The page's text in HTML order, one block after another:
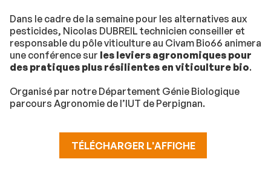
Dans le cadre de la semaine pour les alternatives aux
pesticides, Nicolas DUBREIL technicien conseiller et
responsable du pôle viticulture au Civam Bio66 animera
une conférence sur les leviers agronomiques pour
des pratiques plus résilientes en viticulture bio.
Organisé par notre Département Génie Biologique
parcours Agronomie de l’IUT de Perpignan.
TÉLÉCHARGER L'AFFICHE